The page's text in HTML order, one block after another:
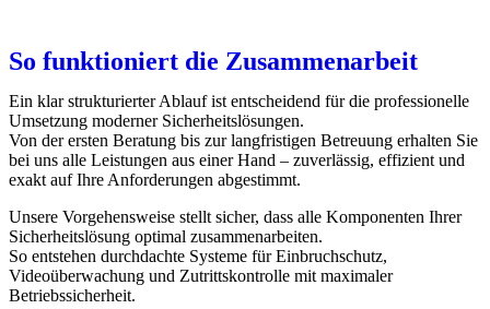
So funktioniert die Zusammenarbeit
Ein klar strukturierter Ablauf ist entscheidend für die professionelle
Umsetzung moderner Sicherheitslösungen.
Von der ersten Beratung bis zur langfristigen Betreuung erhalten Sie
bei uns alle Leistungen aus einer Hand – zuverlässig, effizient und
exakt auf Ihre Anforderungen abgestimmt.
Unsere Vorgehensweise stellt sicher, dass alle Komponenten Ihrer
Sicherheitslösung optimal zusammenarbeiten.
So entstehen durchdachte Systeme für Einbruchschutz,
Videoüberwachung und Zutrittskontrolle mit maximaler
Betriebssicherheit.